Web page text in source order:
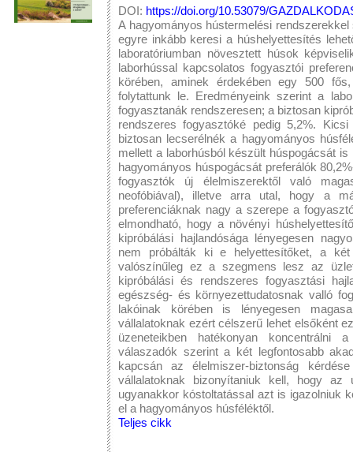
DOI: https://doi.org/10.53079/
A hagyományos hústermelési
egyre inkább keresi a húshelyettesítés
laboratóriumban növesztett húsok
laborhússal kapcsolatos fogyasztói
körében, aminek érdekében egy 500
folytattunk le. Eredményeink szerint a
fogyasztanák rendszeresen; a biztosan
rendszeres fogyasztóké pedig 5,2%.
biztosan lecserélnék a hagyományos
mellett a laborhúsból készült húspogácsát
hagyományos húspogácsát preferálók
fogyasztók új élelmiszerektől való
neofóbiával), illetve arra utal, hogy a
preferenciáknak nagy a szerepe a
elmondható, hogy a növényi
kipróbálási hajlandósága lényegesen
nem próbálták ki e helyettesítőket, a
valószínűleg ez a szegmens lesz az
kipróbálási és rendszeres fogyasztási
egészség- és környezettudatosnak valló
lakóinak körében is lényegesen
vállalatoknak ezért célszerű lehet elsőként
üzeneteikben hatékonyan koncentrálni
válaszadók szerint a két legfontosabb
kapcsán az élelmiszer-biztonság
vállalatoknak bizonyítaniuk kell, hogy
ugyanakkor kóstoltatással azt is igazolniuk
el a hagyományos húsféléktől.
Teljes cikk